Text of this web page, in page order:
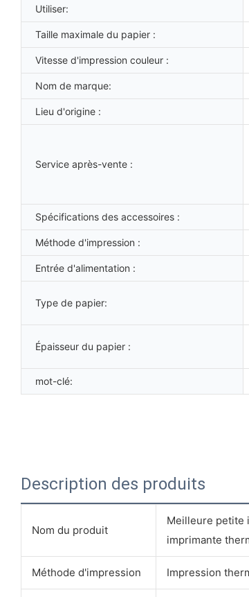
Utiliser:
Taille maximale du papier :
Vitesse d'impression couleur :
Nom de marque:
Lieu d'origine :
Service après-vente :
Spécifications des accessoires :
Méthode d'impression :
Entrée d'alimentation :
Type de papier:
Épaisseur du papier :
mot-clé:
Description des produits
Nom du produit
Meilleure petite
imprimante
Méthode d'impression Impression